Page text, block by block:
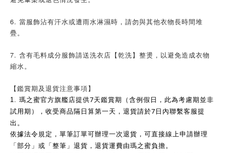
6. 當服飾沾有汗水或遭雨水淋濕時，請勿與其他衣物長時間堆
疊。
7. 含有毛料成分服飾請送洗衣店【乾洗】整燙，以避免造成衣物
縮水。
【鑑賞期及退貨注意事項】
1. 瑪之蜜官方旗艦店提供7天鑑賞期（含例假日，此為考慮期並非
試用期），收受商品隔日算第一天，退貨請於7 日內聯繫客服提
出。
依據法令規定，單筆訂單可辦理一次退貨，可直接線上申請辦理
「部分」或「整筆」退貨，退貨運費由瑪之蜜負擔。